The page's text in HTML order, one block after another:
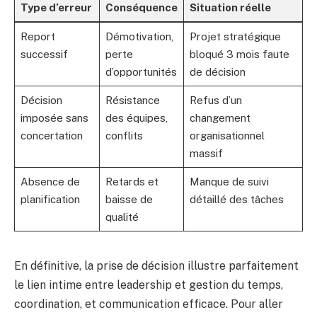
Type d’erreur Conséquence Situation réelle
Report
successif
Démotivation,
perte
d’opportunités
Projet stratégique
bloqué 3 mois faute
de décision
Décision
imposée sans
concertation
Résistance
des équipes,
conflits
Refus d’un
changement
organisationnel
massif
Absence de
planification
Retards et
baisse de
qualité
Manque de suivi
détaillé des tâches
En définitive, la prise de décision illustre parfaitement
le lien intime entre leadership et gestion du temps,
coordination, et communication efficace. Pour aller